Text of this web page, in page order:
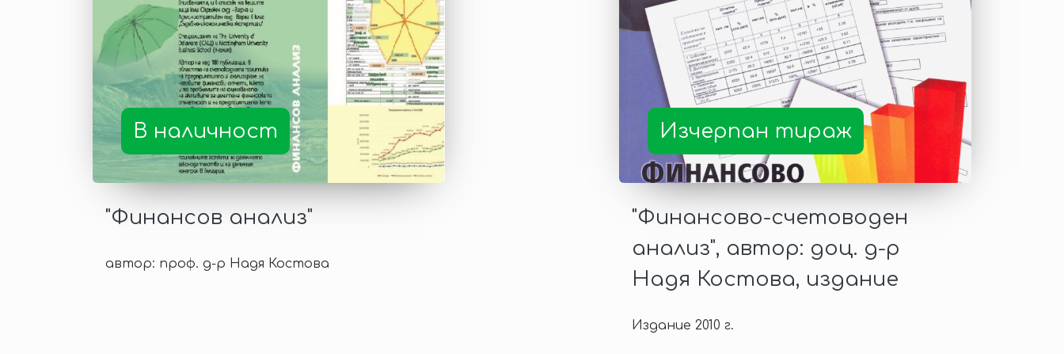
В наличност
"Финансов анализ"
автор: проф. д-р Надя Костова
Изчерпан тираж
"Финансово-счетоводен
анализ", автор: доц. д-р
Надя Костова, издание
Издание 2010 г.